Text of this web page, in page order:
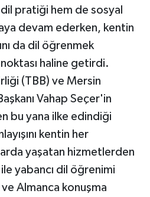
pratiği hem de sosyal
devam ederken, kentin
da dil öğrenmek
haline getirdi.
(TBB) ve Mersin
Vahap Seçer'in
bu yana ilke edindiği
kentin her
yaşatan hizmetlerden
yabancı dil öğrenimi
Almanca konuşma